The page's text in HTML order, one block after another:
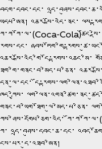
བདག་དབང་དང་
ཡོདཔ་ཨིན། འཆར་སྒོ་འདི་ནང་
རྟགས་དང་
འཆར་སྒོ་འདི་གི་ངོ་རྟགས་འཆང་མི་
ཐོག་གི་གནང་བ་མེད་པ་ཅིན་
དོན་ལུ་དང་
ཁྱོད་ཀྱིས་
གནང་བ་ཡིག་ཐོག་ལུ་མེད་པ་ཅིན་
ཀྱིས་ཤེས་དགོཔ་ཅིག་འདི་
ཀྱི་ འདྲ་བཤུས་དབང་ཆ་དང་
ངེས་པར་དུ་འཐབ་ཨིན།